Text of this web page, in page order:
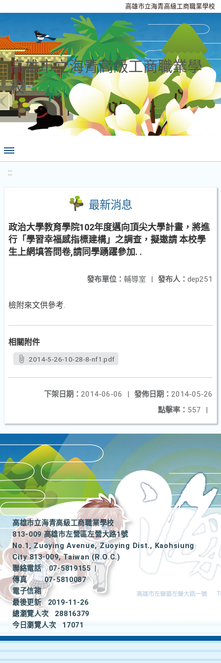
高雄市立海青高級工商職業學校
高雄市立海青高級工商職業學
校
:::
最新消息
政治大學教育學院102年度邁向頂尖大學計畫，將進
行「學習幸福感指標建構」之調查，擬邀請 本校學
生上網填答問卷,請同學踴躍參加. .
發布人： dep251
發布單位： 輔導室 |
檢附來文供參考.
相關附件
2014-5-26-10-28-8-nf1.pdf
發佈日期： 2014-05-26
下架日期： 2014-06-06
|
點擊率： 557 |
高雄市立海青高級工商職業學校
813-009 高雄市左營區左營大路1號
No.1, Zuoying Avenue, Zuoying Dist., Kaohsiung
City 813-009, Taiwan (R.O.C.)
聯絡電話
07-5819155
|
傳真
07-5810087
電子信箱
最後更新
2019-11-26
總瀏覽人次
28816379
今日瀏覽人次
17071